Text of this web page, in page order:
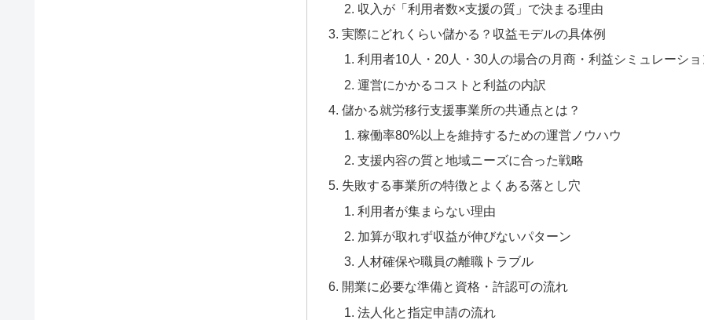
収入が「利用者数×支援の質」で決まる理由
実際にどれくらい儲かる？収益モデルの具体例
利用者10人・20人・30人の場合の月商・利益シミュレーショ
運営にかかるコストと利益の内訳
儲かる就労移行支援事業所の共通点とは？
稼働率80%以上を維持するための運営ノウハウ
支援内容の質と地域ニーズに合った戦略
失敗する事業所の特徴とよくある落とし穴
利用者が集まらない理由
加算が取れず収益が伸びないパターン
人材確保や職員の離職トラブル
開業に必要な準備と資格・許認可の流れ
法人化と指定申請の流れ